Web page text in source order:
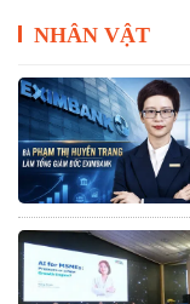
NHÂN VẬT